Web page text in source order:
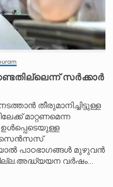
സർക്കാർ
തീരുമാനിച്ചിട്ടുള്ള
മാറ്റണമെന്ന
പാഠഭാഗങ്ങൾ മുഴുവൻ
വർഷം…